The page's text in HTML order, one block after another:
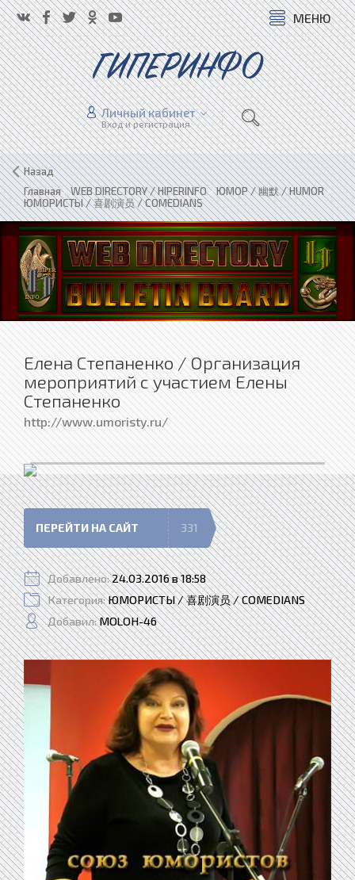
МЕНЮ
ГИПЕРИНФО
Личный кабинет
Вход и регистрация
Назад
Главная»WEB DIRECTORY / HIPERINFO»ЮМОР / 幽默 / HUMOR»
ЮМОРИСТЫ / 喜剧演员 / COMEDIANS
Елена Степаненко / Организация
мероприятий с участием Елены
Степаненко
http://www.umoristy.ru/
ПЕРЕЙТИ НА САЙТ 331
Добавлено:24.03.2016 в 18:58
Категория:ЮМОРИСТЫ / 喜剧演员 / COMEDIANS
Добавил:MOLOH-46